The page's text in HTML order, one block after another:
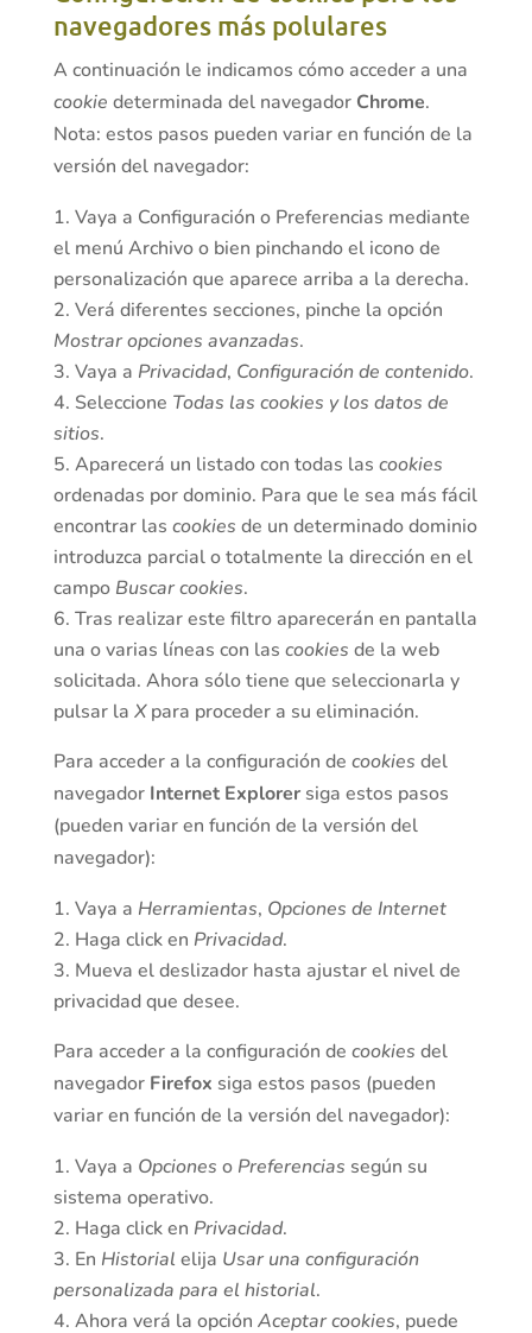
navegadores más polulares
A continuación le indicamos cómo acceder a una
cookie determinada del navegador Chrome.
Nota: estos pasos pueden variar en función de la
versión del navegador:
Vaya a Configuración o Preferencias mediante
el menú Archivo o bien pinchando el icono de
personalización que aparece arriba a la derecha.
Verá diferentes secciones, pinche la opción
Mostrar opciones avanzadas.
Vaya a Privacidad, Configuración de contenido.
Seleccione Todas las cookies y los datos de
sitios.
Aparecerá un listado con todas las cookies
ordenadas por dominio. Para que le sea más fácil
encontrar las cookies de un determinado dominio
introduzca parcial o totalmente la dirección en el
campo Buscar cookies.
Tras realizar este filtro aparecerán en pantalla
una o varias líneas con las cookies de la web
solicitada. Ahora sólo tiene que seleccionarla y
pulsar la Xpara proceder a su eliminación.
Para acceder a la configuración de cookies del
navegador Internet Explorersiga estos pasos
(pueden variar en función de la versión del
navegador):
Vaya a Herramientas, Opciones de Internet
Haga click en Privacidad.
Mueva el deslizador hasta ajustar el nivel de
privacidad que desee.
Para acceder a la configuración de cookies del
navegador Firefox siga estos pasos (pueden
variar en función de la versión del navegador):
Vaya a Opciones o Preferencias según su
sistema operativo.
Haga click en Privacidad.
En Historial elija Usar una configuración
personalizada para el historial.
Ahora verá la opción Aceptar cookies, puede